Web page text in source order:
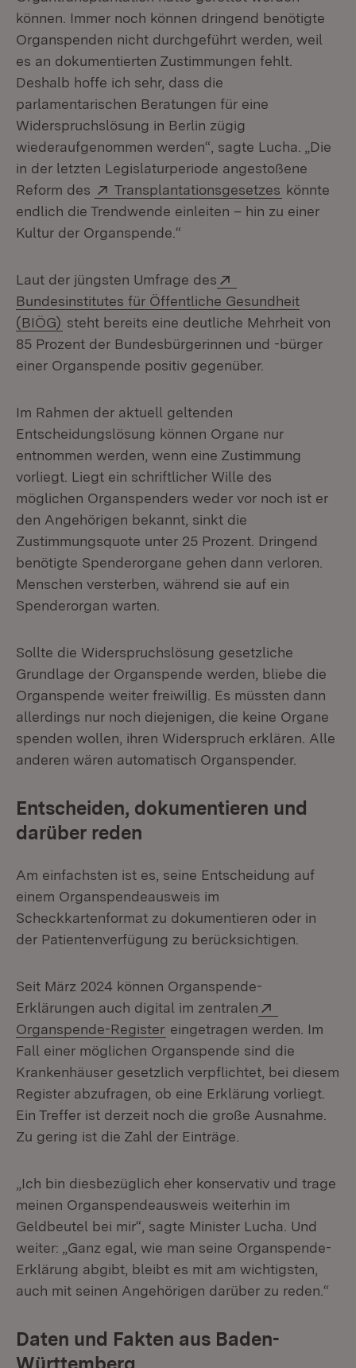
können. Immer noch können dringend benötigte
Organspenden nicht durchgeführt werden, weil
es an dokumentierten Zustimmungen fehlt.
Deshalb hoffe ich sehr, dass die
parlamentarischen Beratungen für eine
Widerspruchslösung in Berlin zügig
wiederaufgenommen werden“, sagte Lucha. „Die
in der letzten Legislaturperiode angestoßene
Reform des
Extern:
Transplantationsgesetzes (Öffnet in
könnte
endlich die Trendwende einleiten – hin zu einer
Kultur der Organspende.“
Laut der jüngsten Umfrage des
Bundesinstitutes für Öffentliche Gesundheit
(BIÖG) (Öffnet in neuem Fenster)
steht bereits eine deutliche Mehrheit von
85 Prozent der Bundesbürgerinnen und -bürger
einer Organspende positiv gegenüber.
Im Rahmen der aktuell geltenden
Entscheidungslösung können Organe nur
entnommen werden, wenn eine Zustimmung
vorliegt. Liegt ein schriftlicher Wille des
möglichen Organspenders weder vor noch ist er
den Angehörigen bekannt, sinkt die
Zustimmungsquote unter 25 Prozent. Dringend
benötigte Spenderorgane gehen dann verloren.
Menschen versterben, während sie auf ein
Spenderorgan warten.
Sollte die Widerspruchslösung gesetzliche
Grundlage der Organspende werden, bliebe die
Organspende weiter freiwillig. Es müssten dann
allerdings nur noch diejenigen, die keine Organe
spenden wollen, ihren Widerspruch erklären. Alle
anderen wären automatisch Organspender.
Entscheiden, dokumentieren und
darüber reden
Am einfachsten ist es, seine Entscheidung auf
einem Organspendeausweis im
Scheckkartenformat zu dokumentieren oder in
der Patientenverfügung zu berücksichtigen.
Seit März 2024 können Organspende-
Erklärungen auch digital im zentralen
Organspende-Register (Öffnet in neuem Fenster)
eingetragen werden. Im
Fall einer möglichen Organspende sind die
Krankenhäuser gesetzlich verpflichtet, bei diesem
Register abzufragen, ob eine Erklärung vorliegt.
Ein Treffer ist derzeit noch die große Ausnahme.
Zu gering ist die Zahl der Einträge.
„Ich bin diesbezüglich eher konservativ und trage
meinen Organspendeausweis weiterhin im
Geldbeutel bei mir“, sagte Minister Lucha. Und
weiter: „Ganz egal, wie man seine Organspende-
Erklärung abgibt, bleibt es mit am wichtigsten,
auch mit seinen Angehörigen darüber zu reden.“
Daten und Fakten aus Baden-